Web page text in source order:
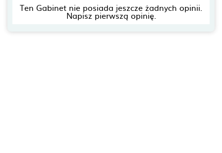
Ten Gabinet nie posiada jeszcze żadnych opinii.
Napisz pierwszą opinię.